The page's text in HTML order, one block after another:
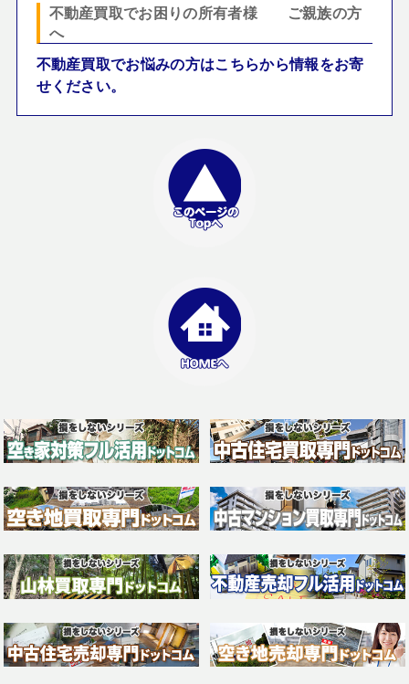
不動産買取でお困りの所有者様 ご親族の方
へ
不動産買取でお悩みの方はこちらから情報をお寄
せください。